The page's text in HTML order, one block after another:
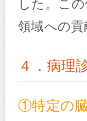
した。こ
領域への
４．病理
①特定の